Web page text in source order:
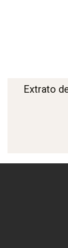
Extrato